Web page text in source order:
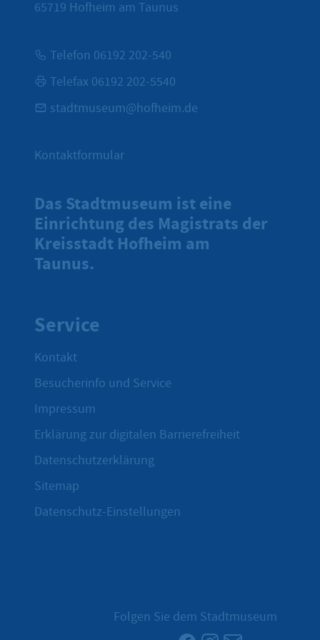
65719 Hofheim am Taunus
Telefon 06192 202-540
Telefax 06192 202-5540
stadtmuseum@hofheim.de
Kontaktformular
Das Stadtmuseum ist eine
Einrichtung des Magistrats der
Kreisstadt Hofheim am
Taunus.
Service
Kontakt
Besucherinfo und Service
Impressum
Erklärung zur digitalen Barrierefreiheit
Datenschutzerklärung
Sitemap
Datenschutz-Einstellungen
Folgen Sie dem Stadtmuseum
FacebookInstagram